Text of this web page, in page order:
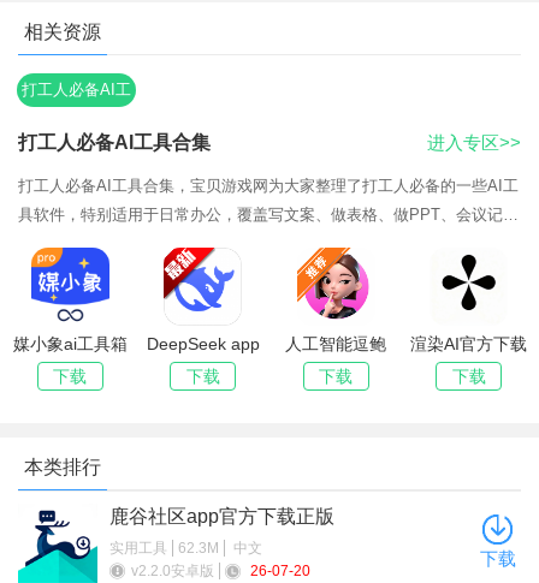
支持对话式创作，可通过文字指令对生成图像进行多轮微调
（调整构图、色彩、细节），逐步优化直至符合创意预期，无需
重新生成，大幅提升创意落地效率，降低试错成本。
相关问题及解答
问：GPTImage2.0是什么？
答：它也叫ChatGPTImages2.0，是OpenAI推出的新一代原
生AI图像生成模型。
问：可以根据文字描述生成图片吗？
答：可以，只需输入详细指令，就能快速生成对应风格与内
容的高质量图像。
答：画质清晰细腻，细节表现力强，支持多种风格，可满足
日常及轻度专业使用。
问：适合没有绘画基础的人使用吗？
相关资源
打工人必备AI工
打工人必备AI工具合集
打工人必备AI工具合集，宝贝游戏网为大家整理了打工人必备的一些AI工
具软件，特别适用于日常办公，覆盖写文案、做表格、做PPT、会议记录
率，新手小白也能轻松上手，完全不用担心，操作都很简单，只需输入相
关需求就能快速生成，非常方便，感兴趣的朋友们可以来宝贝游戏网下载
进入专区>>
媒小象ai工具箱
手机版(原名媒
工坊)
下载
DeepSeek app
下载官方手机版
下载
人工智能逗鲍
app下载安装最
新版
下载
渲染AI官方下载
最新版
下载
本类排行
鹿谷社区app官方下载正版
实用工具 62.3M
中文
v2.2.0安卓版
26-07-20
下载